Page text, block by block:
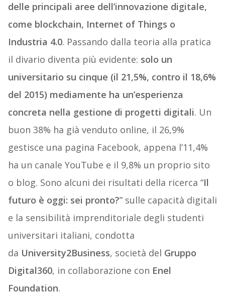
delle principali aree dell’innovazione digitale,
come blockchain, Internet of Things o
Industria 4.0. Passando dalla teoria alla pratica
il divario diventa più evidente: solo un
universitario su cinque (il 21,5%, contro il 18,6%
del 2015) mediamente ha un’esperienza
concreta nella gestione di progetti digitali. Un
buon 38% ha già venduto online, il 26,9%
gestisce una pagina Facebook, appena l’11,4%
ha un canale YouTube e il 9,8% un proprio sito
o blog. Sono alcuni dei risultati della ricerca “Il
futuro è oggi: sei pronto?” sulle capacità digitali
e la sensibilità imprenditoriale degli studenti
universitari italiani, condotta
da University2Business, società del Gruppo
Digital360, in collaborazione con Enel
Foundation.